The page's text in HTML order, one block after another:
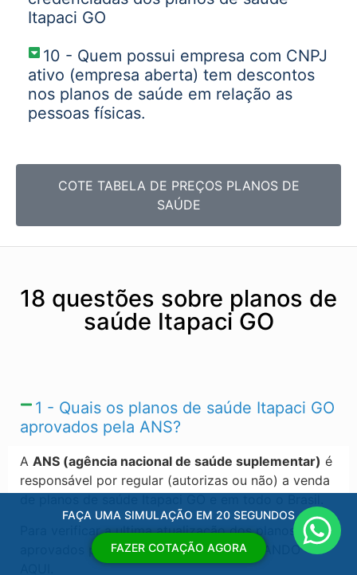
Itapaci GO
10 - Quem possui empresa com CNPJ
ativo (empresa aberta) tem descontos
nos planos de saúde em relação as
pessoas físicas.
COTE TABELA DE PREÇOS PLANOS DE
SAÚDE
18 questões sobre planos de
saúde Itapaci GO
1 - Quais os planos de saúde Itapaci GO​
aprovados pela ANS?
A ANS (agência nacional de saúde suplementar) é
responsável por regular (autorizas ou não) a venda
Para verificar a ultima atualização dos planos
aprovados pela ANS, acesse o link CLICANDO
FAÇA UMA SIMULAÇÃO EM 20 SEGUNDOS
FAZER COTAÇÃO AGORA